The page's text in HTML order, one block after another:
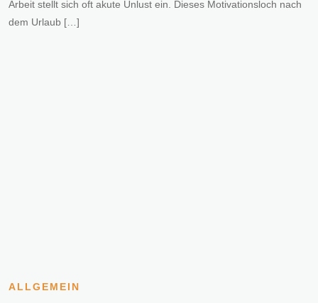
Arbeit stellt sich oft akute Unlust ein. Dieses Motivationsloch nach
dem Urlaub […]
ALLGEMEIN